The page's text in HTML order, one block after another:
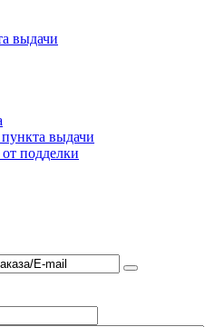
выдачи
выдачи
подделки